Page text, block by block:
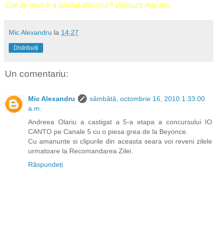
Cat de mult ti-a placut articolul? Voteaza mai jos:
Mic Alexandru la 14:27
Distribuiți
Un comentariu:
Mic Alexandru
sâmbătă, octombrie 16, 2010 1:33:00
a.m.
Andreea Olariu a castigat a 5-a etapa a concursului IO
CANTO pe Canale 5 cu o piesa grea de la Beyonce.
Cu amanunte si clipurile din aceasta seara voi reveni zilele
urmatoare la Recomandarea Zilei.
Răspundeți